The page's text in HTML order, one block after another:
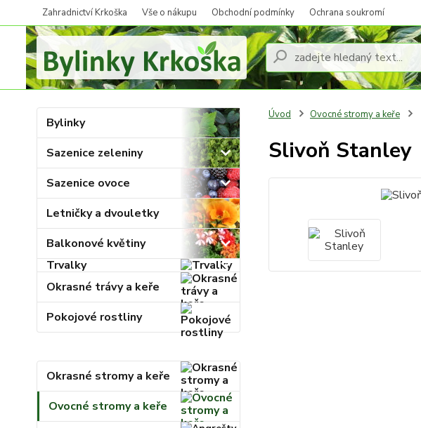
Zahradnictví Krkoška Vše o nákupu Obchodní podmínky Ochrana soukromí
Bylinky
Sazenice zeleniny
Sazenice ovoce
Letničky a dvouletky
Balkonové květiny
Trvalky
Okrasné trávy a keře
Pokojové rostliny
Okrasné stromy a keře
Ovocné stromy a keře
Úvod Ovocné stromy a keře
Slivoň Stanley